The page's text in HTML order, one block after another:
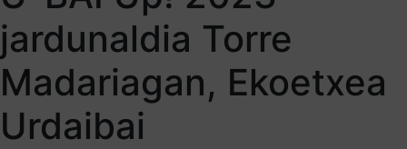
jardunaldia Torre
Madariagan, Ekoetxea
Urdaibai